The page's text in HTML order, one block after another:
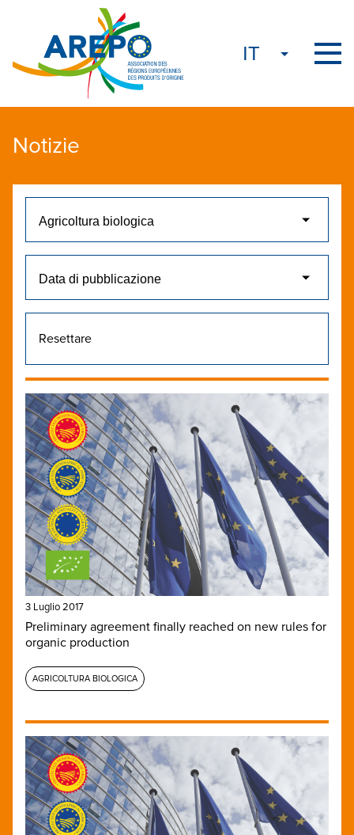
Notizie
Resettare
3 Luglio 2017
Preliminary agreement finally reached on new rules for
organic production
AGRICOLTURA BIOLOGICA